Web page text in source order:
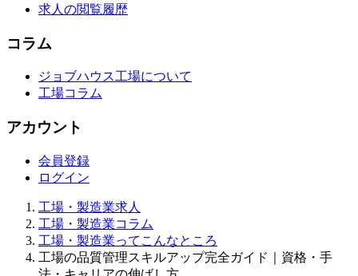
求人の閲覧履歴
コラム
ジョブハウス工場について
工場コラム
アカウント
会員登録
ログイン
工場・製造業求人
工場・製造業コラム
工場・製造業ってこんなところ
工場の品質管理スキルアップ完全ガイド｜資格・手